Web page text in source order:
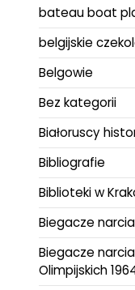
bateau boat
belgijskie
Belgowie
Bez kategorii
Białoruscy
Bibliografie
Biblioteki w
Biegacze
Biegacze
Olimpijskich